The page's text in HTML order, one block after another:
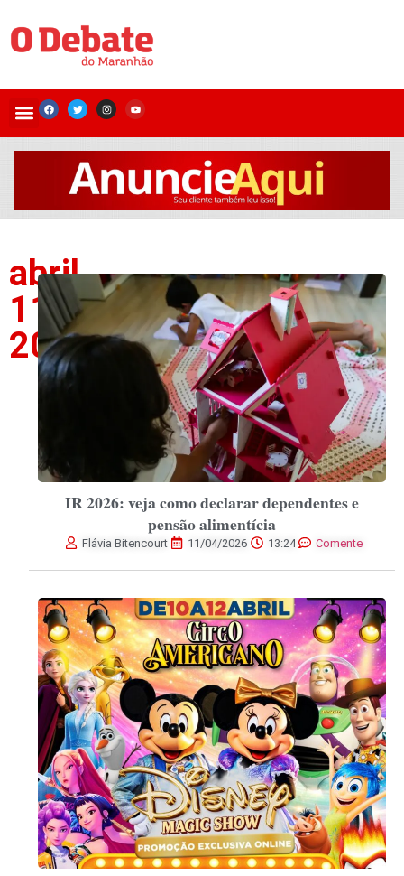
abril
11,
2026
IR 2026: veja como declarar dependentes e
pensão alimentícia
Flávia Bitencourt 11/04/2026 13:24 Comente